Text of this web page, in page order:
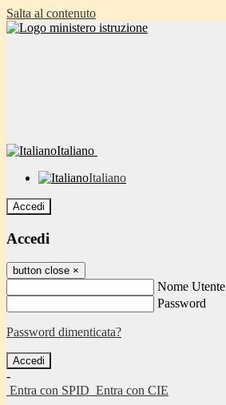
Salta al contenuto
Italiano
Italiano
Accedi
Accedi
button close ×
Nome Utente
Password
Password dimenticata?
-
Entra con SPID Entra con CIE